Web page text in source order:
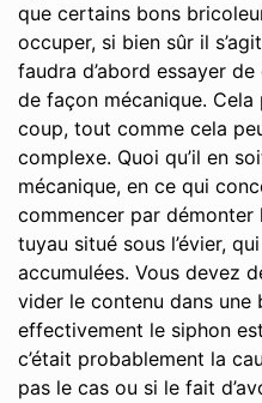
que certains bons
occuper, si bien sûr il
faudra d’abord essayer
de façon mécanique.
coup, tout comme cela
complexe. Quoi qu’il en
mécanique, en ce qui
commencer par démonter
tuyau situé sous l’évier,
accumulées. Vous devez
vider le contenu dans une
effectivement le siphon
c’était probablement la
pas le cas ou si le fait